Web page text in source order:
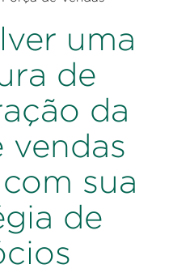
uma
de
da
vendas
sua
de